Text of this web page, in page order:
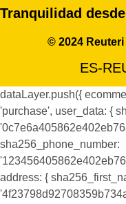
Tranquilidad
© 2024
ES-
dataLayer.push({
'purchase', user_data: {
sha256_phone_number:
address: {